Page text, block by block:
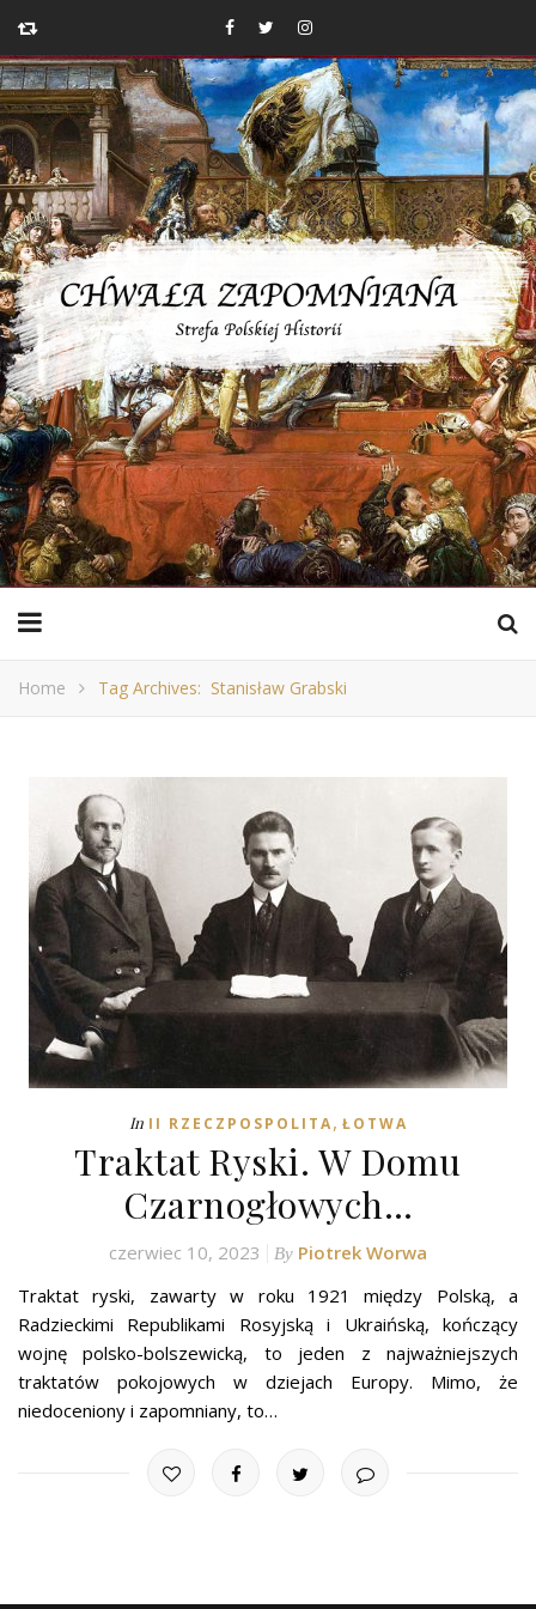
Home Tag Archives: Stanisław Grabski
In II RZECZPOSPOLITA, ŁOTWA
Traktat Ryski. W Domu
Czarnogłowych…
czerwiec 10, 2023 By Piotrek Worwa
Traktat ryski, zawarty w roku 1921 między Polską, a
Radzieckimi Republikami Rosyjską i Ukraińską, kończący
wojnę polsko-bolszewicką, to jeden z najważniejszych
traktatów pokojowych w dziejach Europy. Mimo, że
niedoceniony i zapomniany, to…